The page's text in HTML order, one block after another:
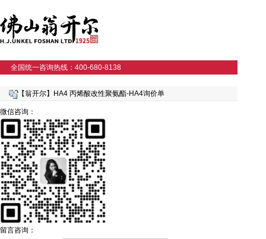
全国统一咨询热线：400-680-8138
【翁开尔】HA4 丙烯酸改性聚氨酯-HA4询价单
微信咨询：
留言咨询：